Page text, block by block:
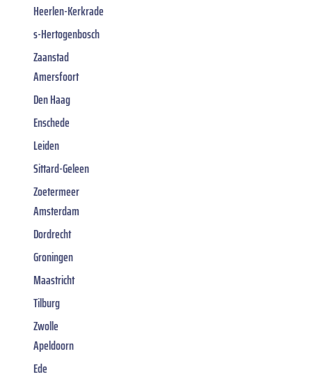
Heerlen-Kerkrade
s-Hertogenbosch
Zaanstad
Amersfoort
Den Haag
Enschede
Leiden
Sittard-Geleen
Zoetermeer
Amsterdam
Dordrecht
Groningen
Maastricht
Tilburg
Zwolle
Apeldoorn
Ede